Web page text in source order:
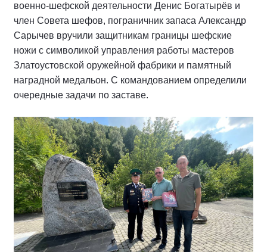
военно-шефской деятельности Денис Богатырёв и
член Совета шефов, пограничник запаса Александр
Сарычев вручили защитникам границы шефские
ножи с символикой управления работы мастеров
Златоустовской оружейной фабрики и памятный
наградной медальон. С командованием определили
очередные задачи по заставе.